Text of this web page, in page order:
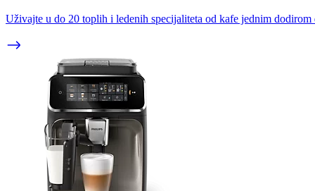
Uživajte u do 20 toplih i ledenih specijaliteta od kafe jednim dodirom